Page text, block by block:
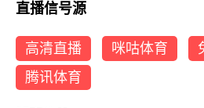
直播信号源
高清直播 咪咕体育
腾讯体育